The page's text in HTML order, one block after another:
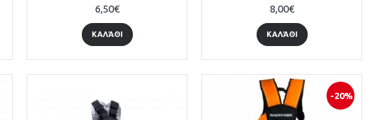
6,50€
ΚΑΛΆΘΙ
8,00€
ΚΑΛΆΘΙ
-20%